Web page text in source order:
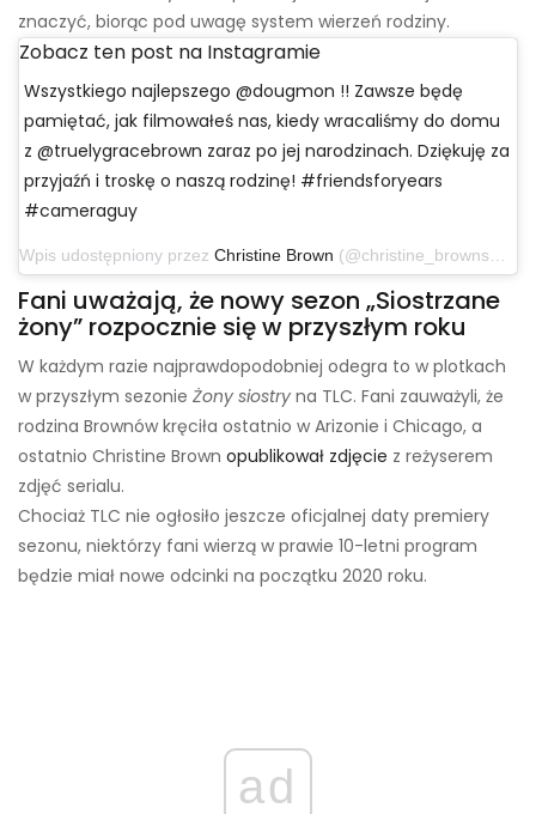
znaczyć, biorąc pod uwagę system wierzeń rodziny.
Zobacz ten post na Instagramie
Wszystkiego najlepszego @dougmon !! Zawsze będę
pamiętać, jak filmowałeś nas, kiedy wracaliśmy do domu
z @truelygracebrown zaraz po jej narodzinach. Dziękuję za
przyjaźń i troskę o naszą rodzinę! #friendsforyears
#cameraguy
Wpis udostępniony przez Christine Brown (@christine_brownsw) w dniu 27 września 2019 r. o godzinie 12:47 czasu pacyficznego
Fani uważają, że nowy sezon „Siostrzane
żony” rozpocznie się w przyszłym roku
W każdym razie najprawdopodobniej odegra to w plotkach
w przyszłym sezonie Żony siostry na TLC. Fani zauważyli, że
rodzina Brownów kręciła ostatnio w Arizonie i Chicago, a
ostatnio Christine Brown opublikował zdjęcie z reżyserem
zdjęć serialu.
Chociaż TLC nie ogłosiło jeszcze oficjalnej daty premiery
sezonu, niektórzy fani wierzą w prawie 10-letni program
będzie miał nowe odcinki na początku 2020 roku.
ad